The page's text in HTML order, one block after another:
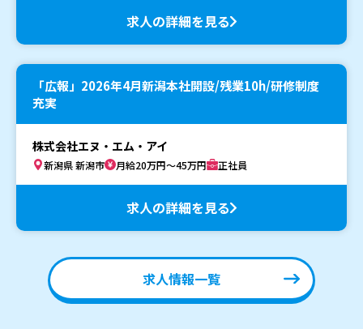
求人の詳細を見る
「広報」2026年4月新潟本社開設/残業10h/研修制度
充実
株式会社エヌ・エム・アイ
新潟県 新潟市 月給20万円～45万円 正社員
求人の詳細を見る
求人情報一覧